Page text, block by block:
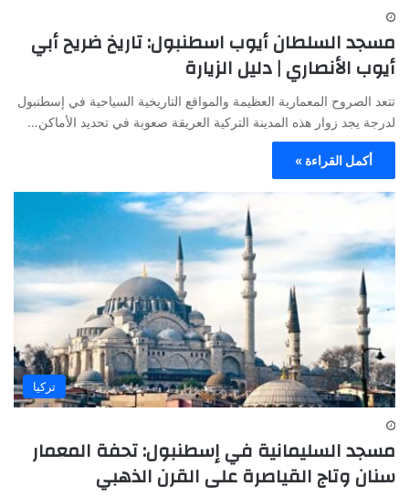
مسجد السلطان أيوب اسطنبول: تاريخ ضريح أبي
أيوب الأنصاري | دليل الزيارة
تتعد الصروح المعمارية العظيمة والمواقع التاريخية السياحية في إسطنبول
لدرجة يجد زوار هذه المدينة التركية العريقة صعوبة في تحديد الأماكن…
أكمل القراءة »
تركيا
مسجد السليمانية في إسطنبول: تحفة المعمار
سنان وتاج القياصرة على القرن الذهبي